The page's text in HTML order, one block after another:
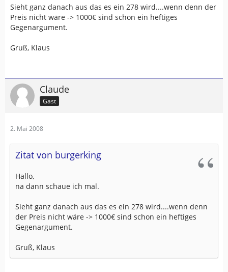
Sieht ganz danach aus das es ein 278 wird....wenn denn der
Preis nicht wäre -> 1000€ sind schon ein heftiges
Gegenargument.
Gruß, Klaus
Claude
Gast
2. Mai 2008
Zitat von burgerking
Hallo,
na dann schaue ich mal.
Sieht ganz danach aus das es ein 278 wird....wenn denn
der Preis nicht wäre -> 1000€ sind schon ein heftiges
Gegenargument.
Gruß, Klaus